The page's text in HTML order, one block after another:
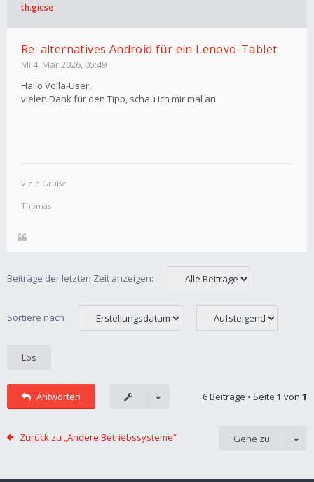
th.giese
Re: alternatives Android für ein Lenovo-Tablet
Mi 4. Mär 2026, 05:49
Hallo Volla-User,
vielen Dank für den Tipp, schau ich mir mal an.
Viele Grüße
Thomas
Beiträge der letzten Zeit anzeigen:
Sortiere nach
Antworten 6 Beiträge • Seite 1 von 1
Zurück zu „Andere Betriebssysteme“ Gehe zu